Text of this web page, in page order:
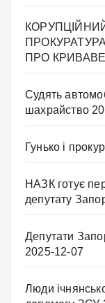
ПРО
Судять
шахрайство
Гунько і
НАЗК готує
депутату
Депутати
2025-12-07
Люди